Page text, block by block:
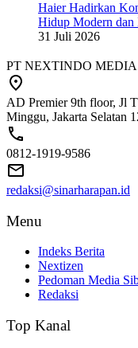
Haier Hadirkan
Hidup Modern dan
31 Juli 2026
PT NEXTINDO MEDIA
AD Premier 9th floor, Jl
Minggu, Jakarta Selatan
0812-1919-9586
redaksi@sinarharapan.id
Menu
Indeks Berita
Nextizen
Pedoman Media
Redaksi
Top Kanal